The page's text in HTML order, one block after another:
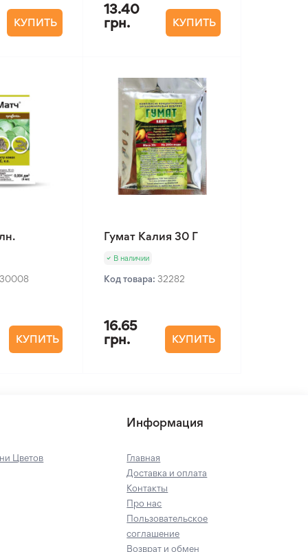
КУПИТЬ
13.40
грн.
КУПИТЬ
30008
КУПИТЬ
Гумат Калия 30 Г
В наличии
Код товара: 32282
16.65
грн.
КУПИТЬ
Цветов
Информация
Главная
Доставка и оплата
Контакты
Про нас
Пользовательское
соглашение
Возврат и обмен